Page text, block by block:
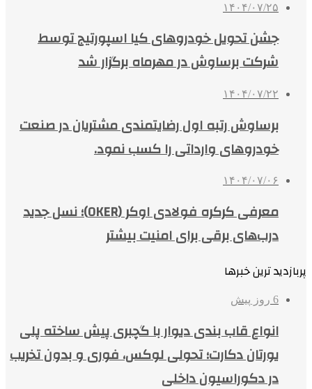
۱۴۰۴/۰۷/۲۵
جشن تحویل خودروهای کیا اسپورتیج توسط
شرکت برساوش در مهرماه برگزار شد
۱۴۰۴/۰۷/۲۲
برساوش رتبه اول رضایتمندی مشتریان در صنعت
خودروهای وارداتی را کسب نمود.
۱۴۰۴/۰۷/۰۶
معرفی کرکره فولادی اوکر (OKER)؛ نسل جدید
درب‌های برقی برای امنیت بیشتر
پربازدید ترین خبرها
6 روز پیش
انواع قاب بندی دیوار با گچبری پیش ساخته پلی
یورتان دکارت؛ تحولی لوکس، فوری و بدون تخریب
در دکوراسیون داخلی